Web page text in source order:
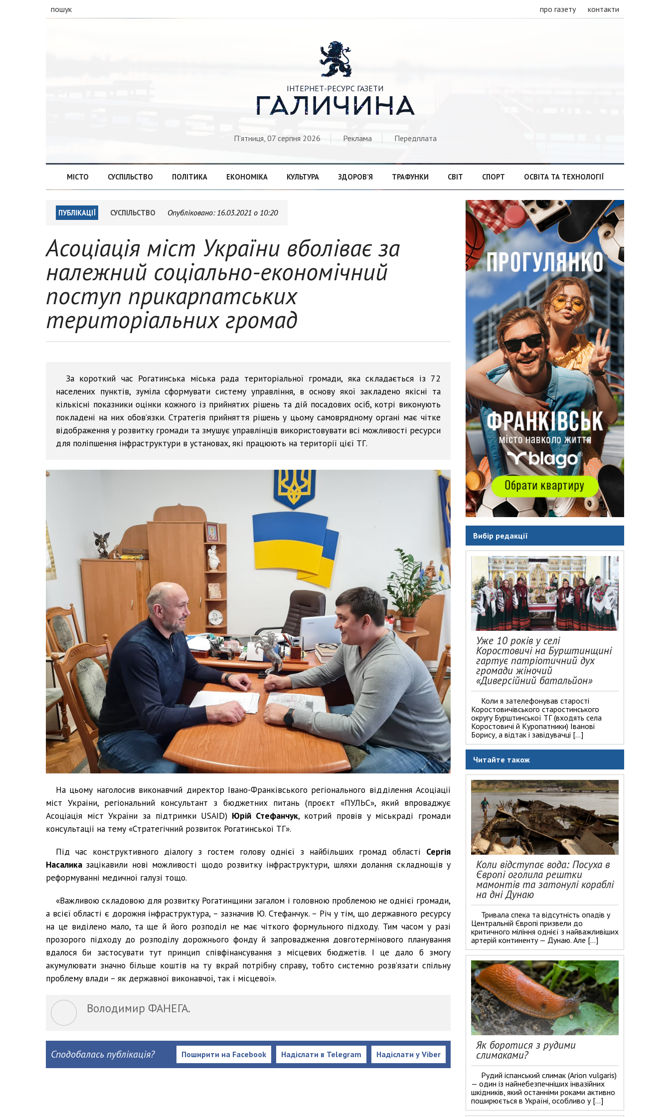
пошук про газету контакти

ІНТЕРНЕТ-РЕСУРС ГАЗЕТИ
ГАЛИЧИНА
П'ятниця, 07 серпня 2026 Реклама Передплата
МІСТО СУСПІЛЬСТВО ПОЛІТИКА ЕКОНОМІКА КУЛЬТУРА ЗДОРОВ’Я ТРАФУНКИ СВІТ СПОРТ ОСВІТА ТА ТЕХНОЛОГІЇ
ПУБЛІКАЦІЇ СУСПІЛЬСТВО Опубліковано: 16.03.2021 о 10:20
Асоціація міст України вболіває за
належний соціально-економічний
поступ прикарпатських
територіальних громад
За короткий час Рогатинська міська рада територіальної громади, яка складається із 72
населених пунктів, зуміла сформувати систему управління, в основу якої закладено якісні та
кількісні показники оцінки кожного із прийнятих рішень та дій посадових осіб, котрі виконують
покладені на них обов’язки. Стратегія прийняття рішень у цьому самоврядному органі має чітке
відображення у розвитку громади та змушує управлінців використовувати всі можливості ресурси
для поліпшення інфраструктури в установах, які працюють на території цієї ТГ.
На цьому наголосив виконавчий директор Івано-Франківського регіонального відділення Асоціації
міст України, регіональний консультант з бюджетних питань (проєкт «ПУЛЬС», який впроваджує
Асоціація міст України за підтримки USAID) Юрій Стефанчук, котрий провів у міськраді громади
консультації на тему «Стратегічний розвиток Рогатинської ТГ».
Під час конструктивного діалогу з гостем голову однієї з найбільших громад області Сергія
Насалика зацікавили нові можливості щодо розвитку інфраструктури, шляхи долання складнощів у
реформуванні медичної галузі тощо.
«Важливою складовою для розвитку Рогатинщини загалом і головною проблемою не однієї громади,
а всієї області є дорожня інфраструктура, – зазначив Ю. Стефанчук. – Річ у тім, що державного ресурсу
на це виділено мало, та ще й його розподіл не має чіткого формульного підходу. Тим часом у разі
прозорого підходу до розподілу дорожнього фонду й запровадження довготермінового планування
вдалося би застосувати тут принцип співфінансування з місцевих бюджетів. І це дало б змогу
акумулювати значно більше коштів на ту вкрай потрібну справу, тобто системно розв’язати спільну
проблему влади – як державної виконавчої, так і місцевої».
Володимир ФАНЕГА.
Сподобалась публікація? Надіслати у Viber
Надіслати в Telegram
Поширити на Facebook
Вибір редакції
Уже 10 років у селі
Коростовичі на Бурштинщині
гартує патріотичний дух
громади жіночий
«Диверсійний батальйон»
Коли я зателефонував старості
Коростовичівського старостинського
округу Бурштинської ТГ (входять села
Коростовичі й Куропатники) Іванові
Борису, а відтак і завідувачці […]
Читайте також
Коли відступає вода: Посуха в
Європі оголила рештки
мамонтів та затонулі кораблі
на дні Дунаю
Тривала спека та відсутність опадів у
Центральній Європі призвели до
критичного міління однієї з найважливіших
артерій континенту — Дунаю. Але […]
Як боротися з рудими
слимаками?
Рудий іспанський слимак (Arion vulgaris)
— один із найнебезпечніших інвазійних
шкідників, який останніми роками активно
поширюється в Україні, особливо у […]